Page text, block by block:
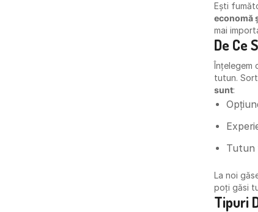
Ești
economă
mai
De Ce
Înțelegem
tutun.
sunt:
Tutun
La noi
poți găsi
Tipuri